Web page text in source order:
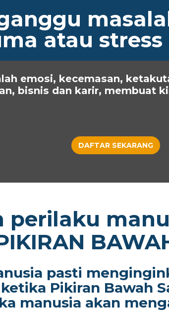
atau
emosi, kecemasan,
bisnis dan karir, membuat
DAFTAR SEKARANG
perilaku
pasti
Pikiran Bawah
manusia akan